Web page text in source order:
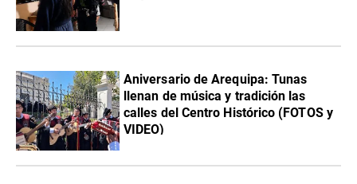
Aniversario de Arequipa: Tunas
llenan de música y tradición las
calles del Centro Histórico (FOTOS y
VIDEO)